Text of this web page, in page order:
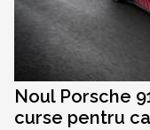
Noul Porsche
curse pentru